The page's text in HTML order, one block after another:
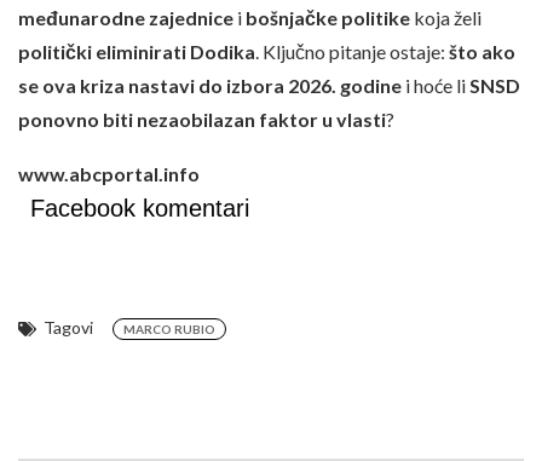
međunarodne zajednice i bošnjačke politike koja želi
politički eliminirati Dodika . Ključno pitanje ostaje: što ako
se ova kriza nastavi do izbora 2026. godine i hoće li SNSD
ponovno biti nezaobilazan faktor u vlasti?
www.abcportal.info
Facebook komentari
Tagovi MARCO RUBIO